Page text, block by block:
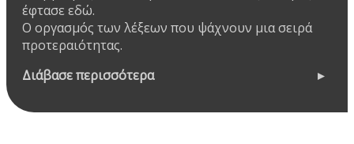
έφτασε εδώ.
Ο οργασμός των λέξεων που ψάχνουν μια σειρά
προτεραιότητας.
Διάβασε περισσότερα